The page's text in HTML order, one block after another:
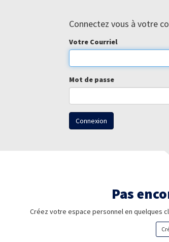
Connectez vous à votre
Votre Courriel
Mot de passe
Connexion
Pas
Créez votre espace personnel en quelques